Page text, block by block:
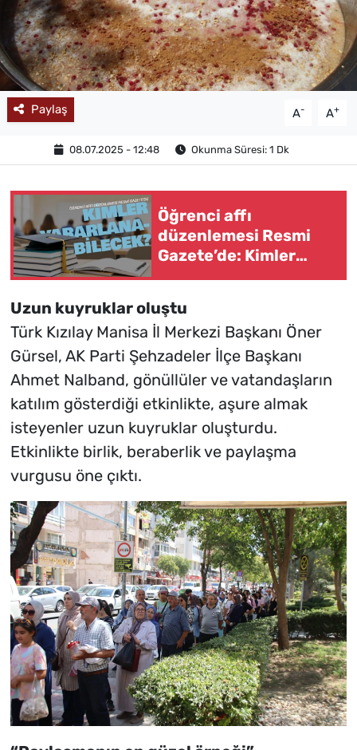
Paylaş A- A+
08.07.2025 - 12:48 Okunma Süresi: 1 Dk
Öğrenci affı
düzenlemesi Resmi
Gazete’de: Kimler
yararlanabilecek?
Uzun kuyruklar oluştu
Türk Kızılay Manisa İl Merkezi Başkanı Öner
Gürsel, AK Parti Şehzadeler İlçe Başkanı
Ahmet Nalband, gönüllüler ve vatandaşların
katılım gösterdiği etkinlikte, aşure almak
isteyenler uzun kuyruklar oluşturdu.
Etkinlikte birlik, beraberlik ve paylaşma
vurgusu öne çıktı.